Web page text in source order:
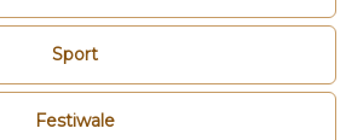
Sport
Festiwale